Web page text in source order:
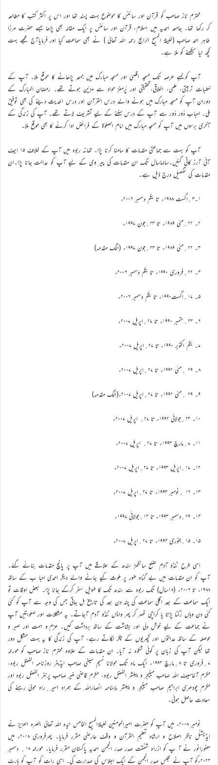
محترم ناز صاحب کو قرآن اور سائنس کا موضوع بہت پسند تھا اور اس پر اکثر کتب کا مطالعہ
کر رکھا تھا۔ جامعہ احمدیہ میں اسلام، قرآن اور سائنس پر ایک مقالہ بھی پڑھا جسے حضرت مرزا
طاہر احمد صاحب (خلیفۃ المسیح الرابع رحمہ اللہ تعالیٰ ) نے بھی سماعت کیا اور فرمایاآج مجھے بہت
کچھ نیا سیکھنے کو ملا ہے۔
آپ کولمبے عرصہ تک مسجد اقصیٰ اور مسجد مبارک میں جمعہ پڑھانے کا موقع ملا۔ آپ کے
خطبات تربیتی، علمی، اخلاقی،تحقیقی اور پُرمغز مواد سے مزیّن ہوتے تھے۔ رمضان المبارک کے
دوران آپ کو مسجد مبارک میں ہونے والے درس القرآن اور درس الحدیث دینے کی بھی توفیق
ملی۔ احباب دُور دُور سے آپ کے درس سننے کے لیے تشریف لاتے تھے۔ آپ کی زندگی کے
آخری برسوں میں آپ کو مسجد مبارک میں امام الصلوٰۃ کے فرائض ادا کرنے کا بھی موقع ملا۔
آپ کو بہت سے جماعتی مقدمات کا سامنا کرنا پڑا۔ تھانہ ربوہ میں آپ کے خلاف ۱۵ اِیف
آئی آرز کاٹی گئیں۔سالہاسال تک ان مقدمات کی پیر وی کے لیے آپ کو عدالت جانا پڑا۔ان
مقدمات کی تفصیل درج ذیل ہے۔
۱۔۳؍اگست ۱۹۸۸ء تا یکم دسمبر ۲۰۰۶ء
۲۔ ۲۲؍مئی ۱۹۸۹ء تا ۲۳؍جون ۱۹۹۷ء
۳۔ ۲۲؍مئی ۱۹۸۹ء تا ۲۳؍جون ۱۹۹۷ء (الگ مقدمہ)
۴۔ ۲۲؍فروری ۱۹۹۰ء تا یکم دسمبر ۲۰۰۶ء
۵۔ ۱۷؍اگست۱۹۹۰ء تا یکم دسمبر ۲۰۰۶ء
۶۔ ۲۳؍ستمبر ۱۹۹۰ء تا ۲۷؍اپریل ۲۰۰۷ء
۷۔ یکم اکتوبر ۱۹۹۰ء تا ۲۷؍اپریل ۲۰۰۷ء
۸۔ ۲۹ ؍مئی ۱۹۹۲ء تا ۲۷؍اپریل ۲۰۰۷ء
۹۔ ۲۹ ؍مئی ۱۹۹۲ء تا ۲۷؍اپریل ۲۰۰۷ء(الگ مقدمہ)
۱۰۔ ۲۳؍جولائی ۱۹۹۲ء تا ۲۷؍ اپریل ۲۰۰۷ء
۱۱۔ ۷؍مارچ ۱۹۹۳ء تا ۲۷؍ اپریل ۲۰۰۷ء
۱۲۔ ۱۷؍اپریل ۱۹۹۳ء تا ۲۷؍اپریل ۲۰۰۷ء
۱۳۔ ۱۶ ؍نومبر ۱۹۹۳ء تا ۲۷؍اپریل ۲۰۰۷ء
۱۴۔ ۲۹؍دسمبر ۱۹۹۳ء تا ۱۴؍جولائی ۱۹۹۷ء
۱۵۔ ۱۵؍جنوری ۱۹۹۴ء تا ۲۷؍اپریل ۲۰۰۷ء
اسی طرح ٹنڈو آدم ضلع سانگھڑ سندھ کے علاقے میں آپ پر پانچ مقدمات بنائے گئے۔
آپ کو ان مقدمات میں بے گناہ طور پر ملوث کیے جانے والے دیگر احمدی احبا ب کے ساتھ
۱۹۸۸ء تا ۲۰۰۶ء (۱۸سال) تک ربوہ سے سندھ تک کا طویل سفر کرکے جانا پڑا۔ بعض اوقات تو
ایک سماعت کے بعد اگلی سماعت کی چند دن بعد کی تاریخ مل جاتی جس کی وجہ سے آپ کو کئی
کئی دن وہاں رُکنا پڑتا یا کراچی ٹھہر کر پھر واپس ٹنڈو آدم آجاتے۔ یہ مشکلات اور صعوبتیں آپ
نے جماعت کے لیے خوش دلی اور بشاشت کے ساتھ برداشت کیں۔ عزم و ہمت اور صبر و
حوصلہ کے ساتھ عدالتوں اور کچہریوں کے چکر لگاتے رہے، آپ کی زندگی کا یہ بہت مشکل دور
تھا لیکن آپ کی زبان پر کوئی شکوہ نہ آیا۔ ان مقدمات کے علاوہ محترم ناز صاحب کو مورخہ
۷؍فروری تا ۸؍مارچ ۱۹۹۴ء ایک ماہ تک مولانا نسیم سیفی صاحب ایڈیٹر روزنامہ الفضل ربوہ،
مکرم آغاسیف اللہ صاحب مینیجر و پبلشر الفضل ربوہ، مکرم قاضی منیر صاحب پرنٹر الفضل ربوہ اور
مکرم چودھری ابراہیم صاحب مینیجر و پبلشر ماہنامہ انصاراللہ کے ہمراہ اسیر ِراہ مولیٰ رہنے کی
سعادت حاصل ہوئی۔
نومبر ۲۰۰۸ء میں آپ کو حضرت امیرالمومنین خلیفۃالمسیح الخامس ایّدہ اللہ تعالیٰ بنصرہ العزیز نے
ایڈیشنل ناظر اصلاح و ارشاد تعلیم القرآن و وقف عارضی مقرر فرمایا۔ پھرفروری ۲۰۱۸ء میں
حضورِانور نے آ پ کو ازراہ شفقت صدر صدر انجمن احمدیہ پاکستان مقرر فرمایا۔ مورخہ ۱۸؍ دسمبر
۲۰۲۴ءکو آپ نے مجلس صدر انجمن کے ایک اجلاس کی صدارت کی۔ اسی رات کو آپ کو ہارٹ